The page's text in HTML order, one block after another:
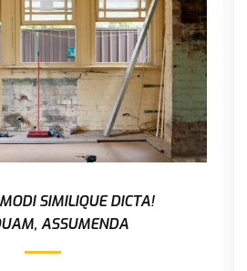
SIMILIQUE DICTA!
ASSUMENDA